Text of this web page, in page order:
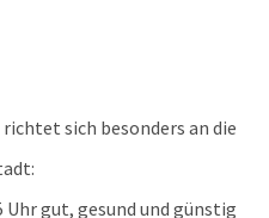
sich besonders an die
Uhr gut, gesund und günstig